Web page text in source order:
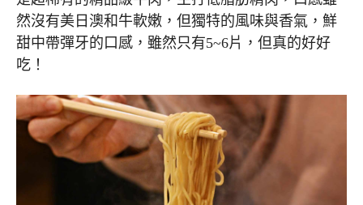
然沒有美日澳和牛軟嫩，但獨特的風味與香氣，鮮
甜中帶彈牙的口感，雖然只有5~6片，但真的好好
吃！